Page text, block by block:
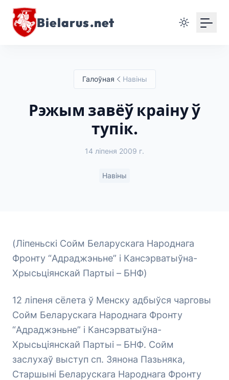
Bielarus.net
Галоўная Навіны
Рэжым завёў краіну ў
тупік.
14 ліпеня 2009 г.
Навіны
(Ліпеньскі Сойм Беларускага Народнага
Фронту “Адраджэньне” і Кансэрватыўна-
Хрысьціянскай Партыі – БНФ)
12 ліпеня сёлета ў Менску адбыўся чарговы
Сойм Беларускага Народнага Фронту
“Адраджэньне” і Кансэрватыўна-
Хрысьціянскай Партыі – БНФ. Сойм
заслухаў выступ сп. Зянона Пазьняка,
Старшыні Беларускага Народнага Фронту